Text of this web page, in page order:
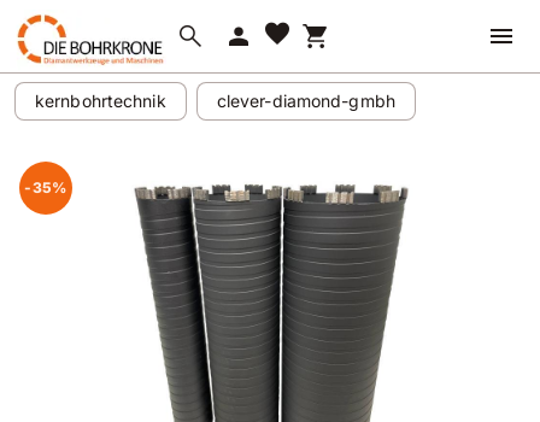
search person favorite shopping_cart
kernbohrtechnik clever-diamond-gmbh
-35%